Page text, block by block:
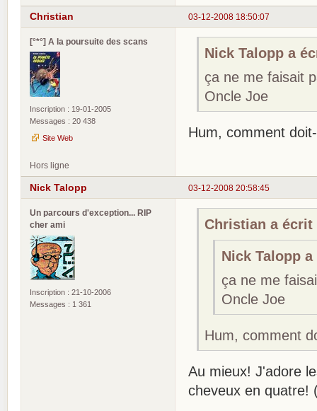
03-12-2008 18:50:07
Christian
[°*°] A la poursuite des scans
Inscription : 19-01-2005
Messages : 20 438
Site Web
Nick Talopp a
ça ne me faisait
Oncle Joe
Hum, comment
Hors ligne
03-12-2008 20:58:45
Nick Talopp
Un parcours d'exception... RIP
cher ami
Inscription : 21-10-2006
Messages : 1 361
Christian a écrit
Nick Talopp
ça ne me
Oncle Joe
Hum, comment
Au mieux! J'adore
cheveux en quatre!